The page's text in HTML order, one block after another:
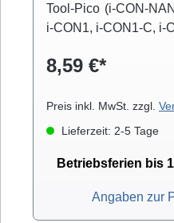
Tool-Pico (i-CON-
i-CON1, i-CON1-C, i-
8,59 €*
Preis inkl. MwSt. zzgl.
Lieferzeit: 2-5 Tage
Betriebsferien bis
Angaben zur